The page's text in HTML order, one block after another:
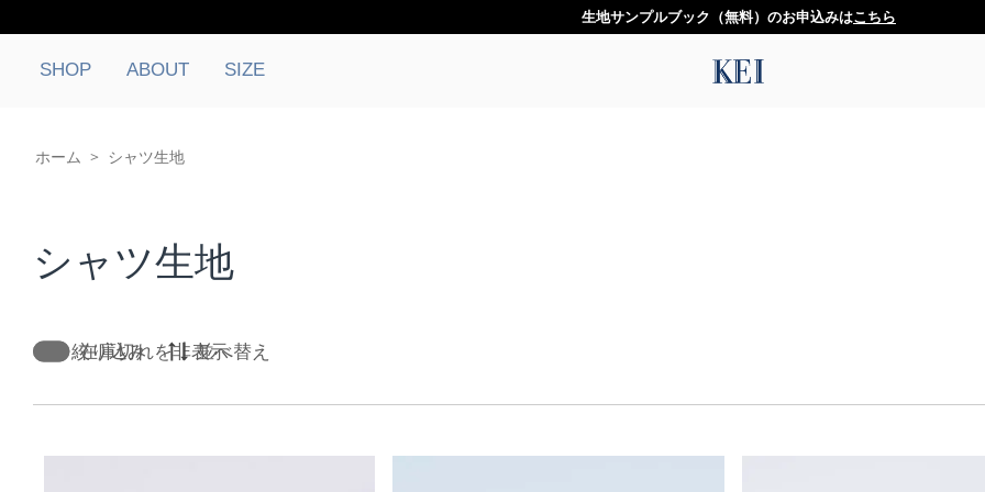
生地サンプルブック（無料）のお申込みはこちら
SHOP ABOUT SIZE
ホーム > シャツ生地
シャツ生地
在庫切れを非表示
絞り込み 並べ替え